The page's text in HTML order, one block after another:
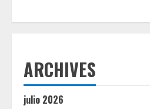
ARCHIVES
julio 2026